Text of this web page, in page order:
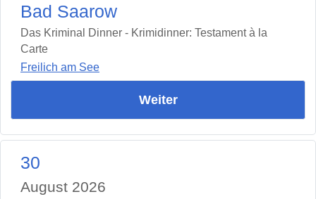
Bad Saarow
Das Kriminal Dinner - Krimidinner: Testament à la
Carte
Freilich am See
Weiter
30
August 2026